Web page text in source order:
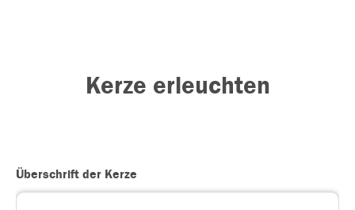
Kerze erleuchten
Überschrift der Kerze